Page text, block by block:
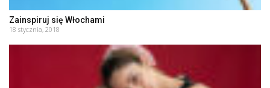
Zainspiruj się Włochami
18 stycznia, 2018